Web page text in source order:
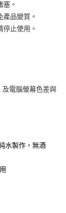
。
品變質。
止使用。
及電腦螢幕色差與
水製作，無酒